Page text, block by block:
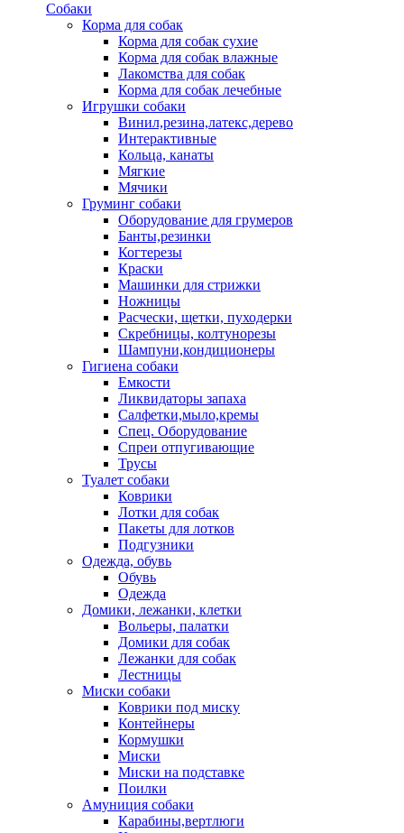
Собаки
Корма для собак
Корма для собак сухие
Корма для собак влажные
Лакомства для собак
Корма для собак лечебные
Игрушки собаки
Винил,резина,латекс,дерево
Интерактивные
Кольца, канаты
Мягкие
Мячики
Груминг собаки
Оборудование для грумеров
Банты,резинки
Когтерезы
Краски
Машинки для стрижки
Ножницы
Расчески, щетки, пуходерки
Скребницы, колтунорезы
Шампуни,кондиционеры
Гигиена собаки
Емкости
Ликвидаторы запаха
Салфетки,мыло,кремы
Спец. Оборудование
Спреи отпугивающие
Трусы
Туалет собаки
Коврики
Лотки для собак
Пакеты для лотков
Подгузники
Одежда, обувь
Обувь
Одежда
Домики, лежанки, клетки
Вольеры, палатки
Домики для собак
Лежанки для собак
Лестницы
Миски собаки
Коврики под миску
Контейнеры
Кормушки
Миски
Миски на подставке
Поилки
Амуниция собаки
Карабины,вертлюги